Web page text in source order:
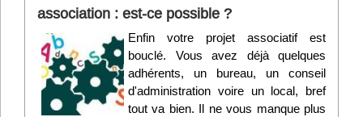
association : est-ce possible ?
Enfin votre projet associatif est
bouclé. Vous avez déjà quelques
adhérents, un bureau, un conseil
d'administration voire un local, bref
tout va bien. Il ne vous manque plus